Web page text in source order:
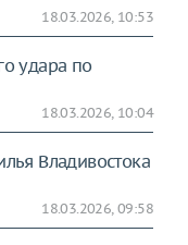
18.03.2026, 10:53
удара по
18.03.2026, 10:04
Владивостока
18.03.2026, 09:58